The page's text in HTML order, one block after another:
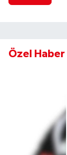
Özel Haber